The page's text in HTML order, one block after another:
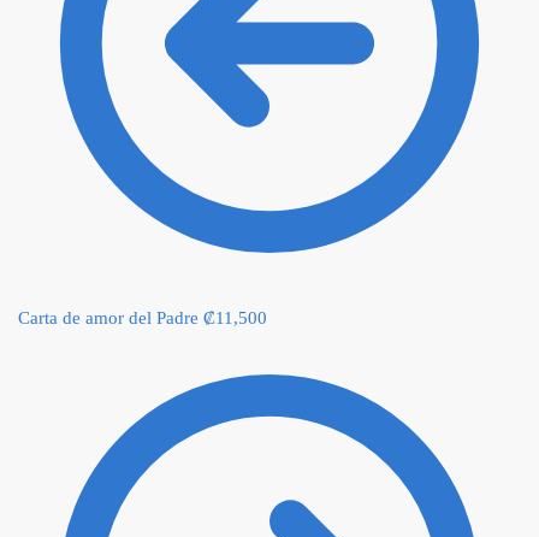
Carta de amor del Padre ₡11,500